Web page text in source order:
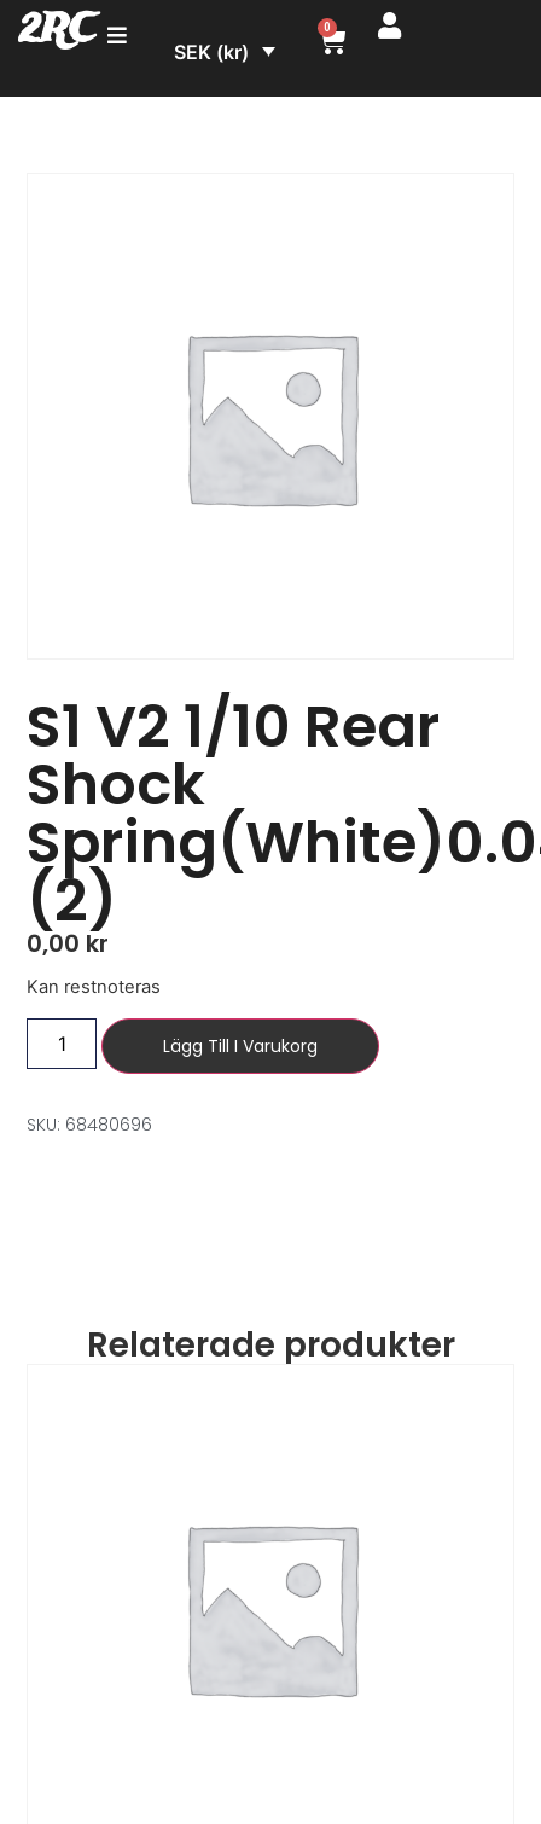
2RC SEK (kr)
0
S1 V2 1/10 Rear
Shock
(2)
0,00 kr
Kan restnoteras
Lägg Till I Varukorg
SKU: 68480696
Relaterade produkter